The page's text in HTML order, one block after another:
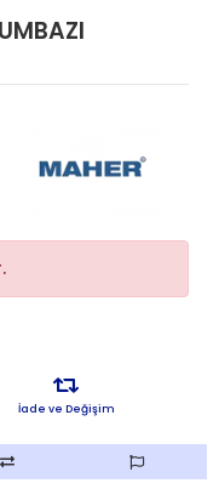
İade ve Değişim